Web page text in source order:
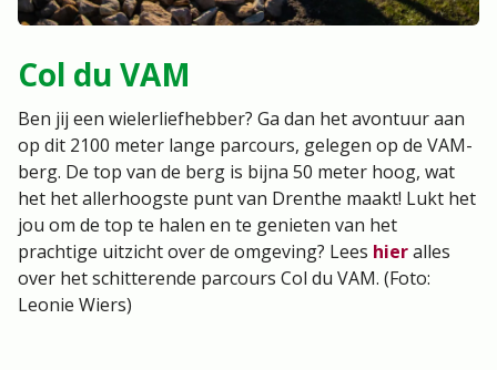
Col du VAM
Ben jij een wielerliefhebber? Ga dan het avontuur aan
op dit 2100 meter lange parcours, gelegen op de VAM-
berg. De top van de berg is bijna 50 meter hoog, wat
het het allerhoogste punt van Drenthe maakt! Lukt het
jou om de top te halen en te genieten van het
prachtige uitzicht over de omgeving? Lees hieralles
over het schitterende parcours Col du VAM. (Foto:
Leonie Wiers)